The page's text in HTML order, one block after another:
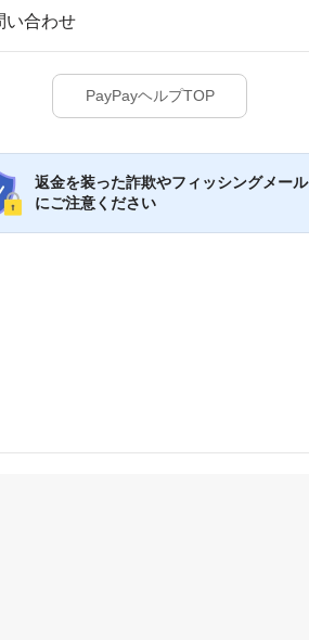
い合わせ
PayPayヘルプTOP
返金を装った詐欺やフィッシングメール
にご注意ください